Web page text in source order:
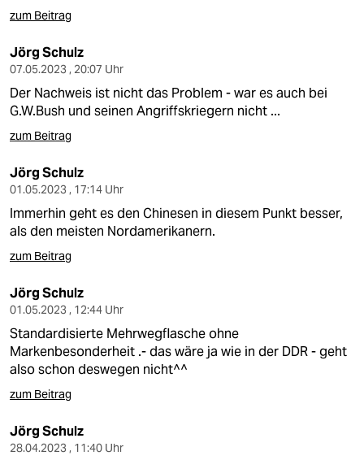
zum Beitrag
Jörg Schulz
07.05.2023 , 20:07 Uhr
Der Nachweis ist nicht das Problem - war es auch bei
G.W.Bush und seinen Angriffskriegern nicht ...
zum Beitrag
Jörg Schulz
01.05.2023 , 17:14 Uhr
Immerhin geht es den Chinesen in diesem Punkt besser,
als den meisten Nordamerikanern.
zum Beitrag
Jörg Schulz
01.05.2023 , 12:44 Uhr
Standardisierte Mehrwegflasche ohne
Markenbesonderheit .- das wäre ja wie in der DDR - geht
also schon deswegen nicht^^
zum Beitrag
Jörg Schulz
28.04.2023 , 11:40 Uhr